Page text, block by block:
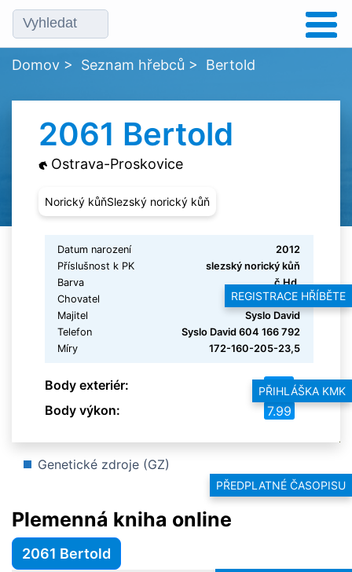
REGISTRACE HŘÍBĚTE
PŘIHLÁŠKA KMK
PŘEDPLATNÉ ČASOPISU
Domov > Seznam hřebců > Bertold
2061 Bertold
Ostrava-Proskovice
Norický kůňSlezský norický kůň
Datum narození
2012
Příslušnost k PK
slezský norický kůň
Barva
č.Hd.
Chovatel
ZERLINA s.r.o.
Majitel
Syslo David
Telefon
Syslo David 604 166 792
Míry
172-160-205-23,5
Body exteriér:
7.47
Body výkon:
7.99
Genetické zdroje (GZ)
Plemenná kniha online
2061 Bertold